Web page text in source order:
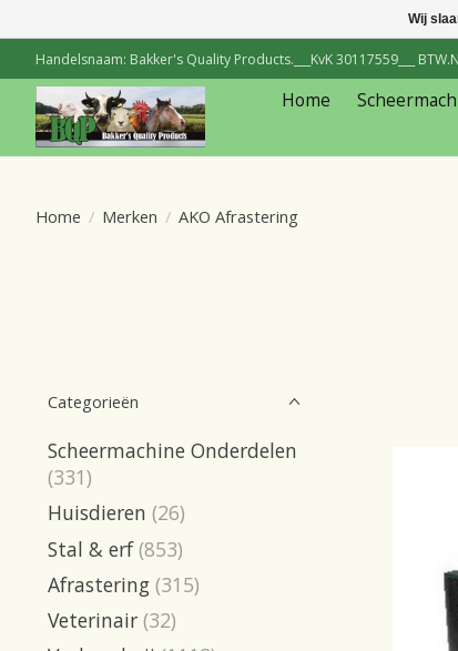
Handelsnaam: Bakker's Quality Products.___KvK 30117559___
Home
Home / Merken / AKO Afrastering
Categorieën
Scheermachine Onderdelen
(331)
Huisdieren (26)
Stal & erf (853)
Afrastering (315)
Veterinair (32)
Wij